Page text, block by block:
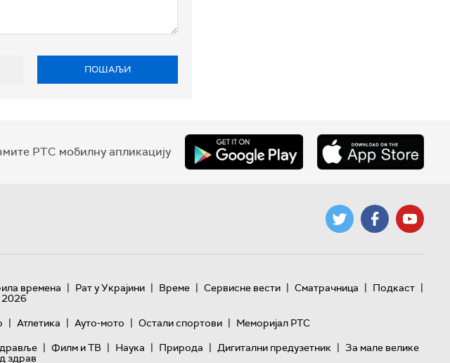
ПОШАЉИ
РТС мобилну апликацију
времена | Рат у Украјини | Време | Сервисне вести | Сматрачница | Подкаст |
2026
| Атлетика | Ауто-мото | Остали спортови | Меморијал РТС
| Филм и ТВ | Наука | Природа | Дигитални предузетник | За мале велике
здрав